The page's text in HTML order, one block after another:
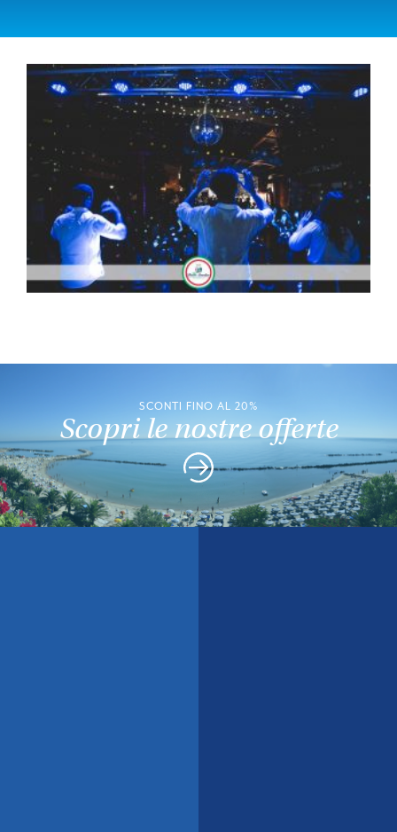
SCONTI FINO AL 20%
Scopri le nostre offerte